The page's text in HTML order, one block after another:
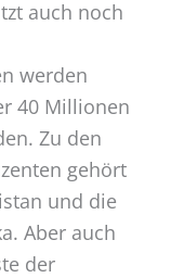
auch noch
werden
40 Millionen
Zu den
gehört
und die
Aber auch
der